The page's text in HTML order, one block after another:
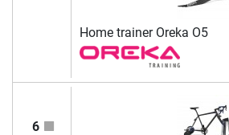
Home trainer Oreka O5
6